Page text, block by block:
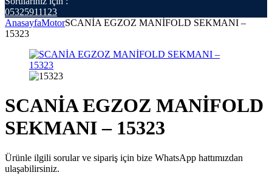
05325911123
AnasayfaMotorSCANİA EGZOZ MANİFOLD SEKMANI –
15323
SCANİA EGZOZ MANİFOLD
SEKMANI – 15323
Ürünle ilgili sorular ve sipariş için bize WhatsApp hattımızdan
ulaşabilirsiniz.